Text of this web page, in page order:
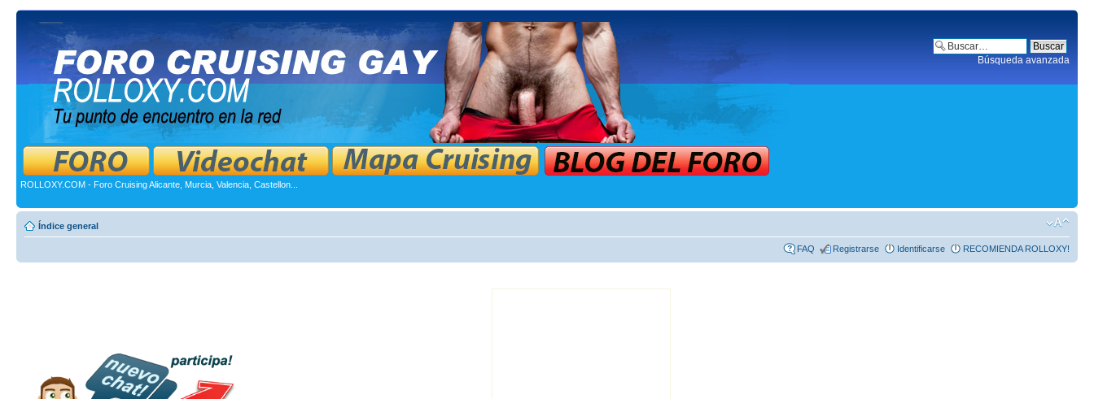
ROLLOXY.COM - Foro Cruising Alicante, Murcia, Valencia, Castellon...
Búsqueda avanzada
Índice general
FAQ Registrarse Identificarse RECOMIENDA ROLLOXY!